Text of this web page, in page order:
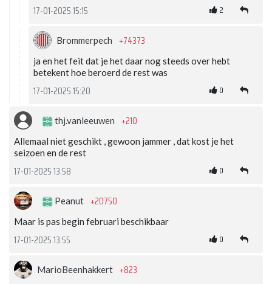
17-01-2025 15:15 2
Brommerpech +74373
ja en het feit dat je het daar nog steeds over hebt
betekent hoe beroerd de rest was
17-01-2025 15:20 0
thj.vanleeuwen +210
Allemaal niet geschikt , gewoon jammer , dat kost je het
seizoen en de rest
17-01-2025 13:58 0
Peanut +20750
Maar is pas begin februari beschikbaar
17-01-2025 13:55 0
MarioBeenhakkert +823